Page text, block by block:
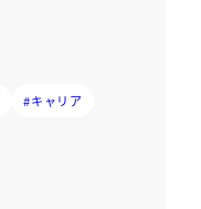
#キャリア